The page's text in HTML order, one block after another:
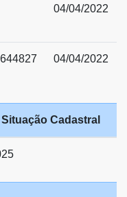
04/04/2022
04/04/2022
Situação Cadastral